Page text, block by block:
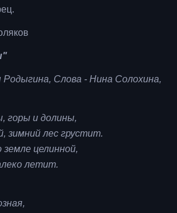
Родыгина, Слова - Нина Солохина,
горы и долины,
зимний лес грустит.
целинной,
летит.